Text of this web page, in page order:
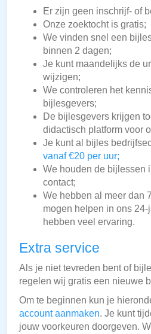
Er zijn geen inschrijf- of
Onze zoektocht is gratis;
We vinden snel een
binnen 2 dagen;
Je kunt maandelijks de
wijzigen;
We controleren het
bijlesgevers;
De bijlesgevers krijgen
didactisch platform voor
Je kunt al bijles
vanaf €20 per uur;
We houden de bijlessen
contact;
We hebben al meer dan
mogen helpen in ons
hebben veel ervaring.
Extra service
Als je niet tevreden bent of
regelen wij gratis een nieuwe
Om te beginnen kun je
account aanmaken. Je kunt
jouw voorkeuren doorgeven.